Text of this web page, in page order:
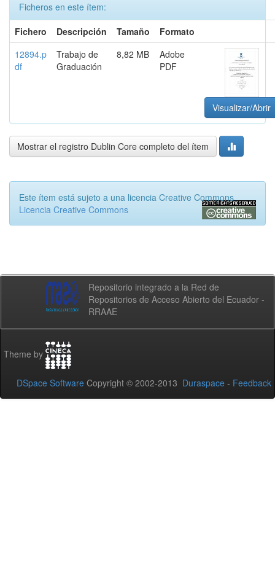
Ficheros en este ítem:
Fichero
Descripción Tamaño
Formato
12894.p
df
Trabajo de
Graduación
8,82 MB
Adobe
PDF
Visualizar/Abrir
Mostrar el registro Dublin Core completo del ítem
Este ítem está sujeto a una licencia Creative Commons
Licencia Creative Commons
Repositorio integrado a la Red de
Repositorios de Acceso Abierto del Ecuador -
RRAAE
Theme by
DSpace Software Copyright © 2002-2013 Duraspace - Feedback